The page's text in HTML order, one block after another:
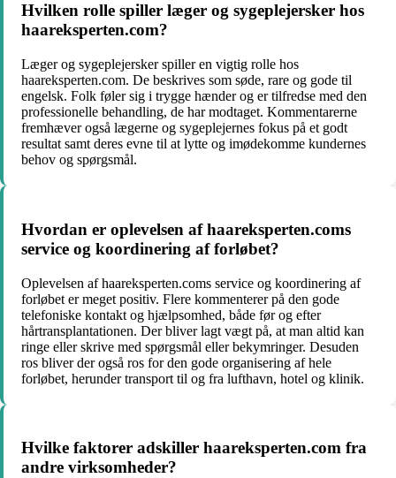
Hvilken rolle spiller læger og sygeplejersker hos
haareksperten.com?
Læger og sygeplejersker spiller en vigtig rolle hos
haareksperten.com. De beskrives som søde, rare og gode til
engelsk. Folk føler sig i trygge hænder og er tilfredse med den
professionelle behandling, de har modtaget. Kommentarerne
fremhæver også lægerne og sygeplejernes fokus på et godt
resultat samt deres evne til at lytte og imødekomme kundernes
behov og spørgsmål.
Hvordan er oplevelsen af haareksperten.coms
service og koordinering af forløbet?
Oplevelsen af haareksperten.coms service og koordinering af
forløbet er meget positiv. Flere kommenterer på den gode
telefoniske kontakt og hjælpsomhed, både før og efter
hårtransplantationen. Der bliver lagt vægt på, at man altid kan
ringe eller skrive med spørgsmål eller bekymringer. Desuden
ros bliver der også ros for den gode organisering af hele
forløbet, herunder transport til og fra lufthavn, hotel og klinik.
Hvilke faktorer adskiller haareksperten.com fra
andre virksomheder?